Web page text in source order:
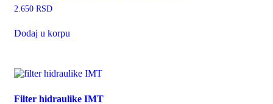
2.650 RSD
Dodaj u korpu
Filter hidraulike IMT